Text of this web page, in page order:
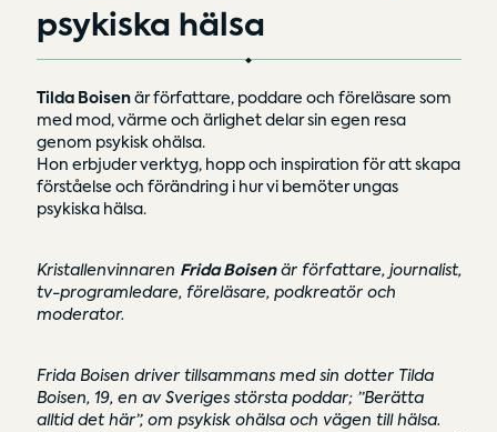
psykiska hälsa
Tilda Boisenär författare, poddare och föreläsare som
med mod, värme och ärlighet delar sin egen resa
genom psykisk ohälsa.
Hon erbjuder verktyg, hopp och inspiration för att skapa
förståelse och förändring i hur vi bemöter ungas
psykiska hälsa.
Kristallenvinnaren Frida Boisenär författare, journalist,
tv-programledare, föreläsare, podkreatör och
moderator.
Frida Boisen driver tillsammans med sin dotter Tilda
Boisen, 19, en av Sveriges största poddar; ”Berätta
alltid det här”, om psykisk ohälsa och vägen till hälsa.